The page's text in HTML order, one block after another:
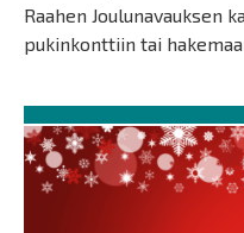
Raahen Joulunavauksen
pukinkonttiin tai